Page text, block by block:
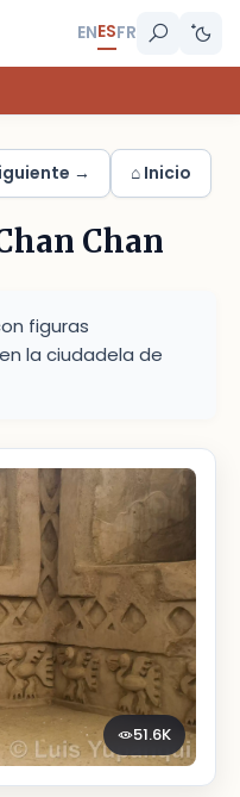
ENESFR
→ ⌂ Inicio
Chan
figuras
la ciudadela de
51.6K